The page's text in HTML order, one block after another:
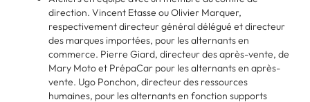
direction. Vincent Etasse ou Olivier Marquer,
respectivement directeur général délégué et directeur
des marques importées, pour les alternants en
commerce. Pierre Giard, directeur des après-vente, de
Mary Moto et PrépaCar pour les alternants en après-
vente. Ugo Ponchon, directeur des ressources
humaines, pour les alternants en fonction supports